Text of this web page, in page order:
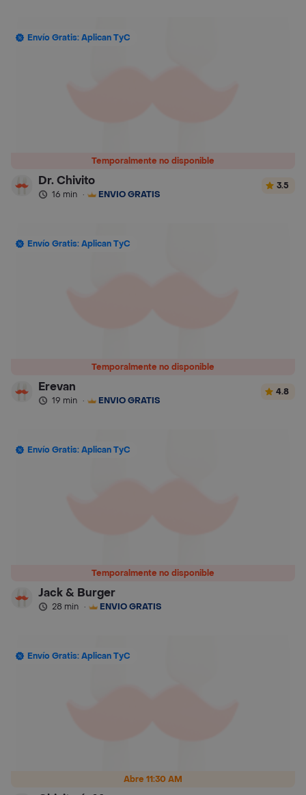
Temporalmente no disponible
Envío Gratis: Aplican TyC
Dr. Chivito
16 min · ENVÍO GRATIS
3.5
Temporalmente no disponible
Envío Gratis: Aplican TyC
Erevan
19 min · ENVÍO GRATIS
4.8
Temporalmente no disponible
Envío Gratis: Aplican TyC
Jack & Burger
28 min · ENVÍO GRATIS
Abre 11:30 AM
Envío Gratis: Aplican TyC